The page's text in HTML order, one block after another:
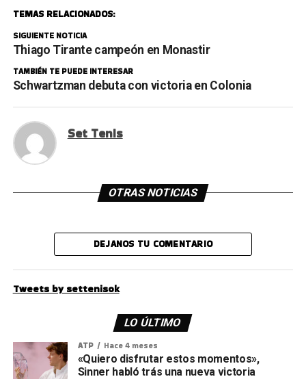
TEMAS RELACIONADOS:
SIGUIENTE NOTICIA
Thiago Tirante campeón en Monastir
TAMBIÉN TE PUEDE INTERESAR
Schwartzman debuta con victoria en Colonia
Set Tenis
OTRAS NOTICIAS
DEJANOS TU COMENTARIO
Tweets by settenisok
LO ÚLTIMO
ATP Hace 4 meses
«Quiero disfrutar estos momentos»,
Sinner habló trás una nueva victoria